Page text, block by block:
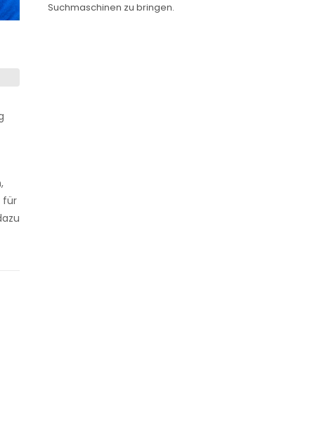
für
Suchmaschinen zu bringen.